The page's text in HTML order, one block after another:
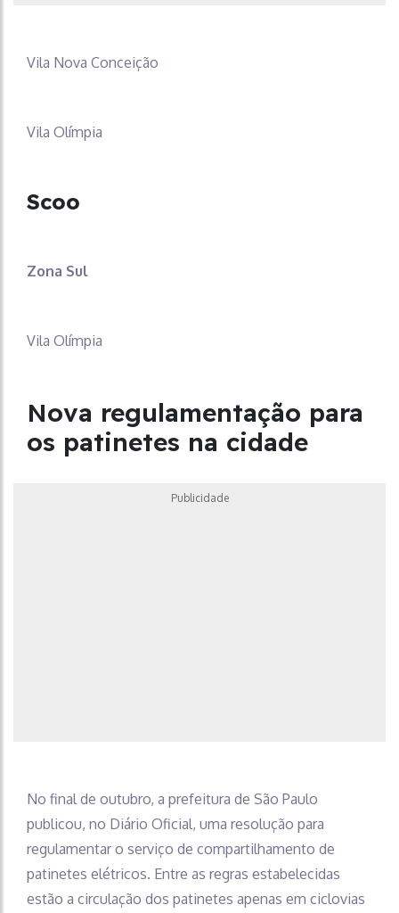
Vila Nova Conceição
Vila Olímpia
Scoo
Zona Sul
Vila Olímpia
Nova regulamentação para
os patinetes na cidade
Publicidade
No final de outubro, a prefeitura de São Paulo
publicou, no Diário Oficial, uma resolução para
regulamentar o serviço de compartilhamento de
patinetes elétricos. Entre as regras estabelecidas
estão a circulação dos patinetes apenas em ciclovias